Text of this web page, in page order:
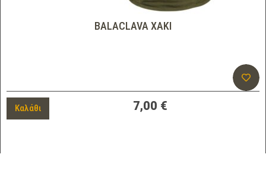
BALACLAVA ΧΑΚΙ
Καλάθι 7,00 €